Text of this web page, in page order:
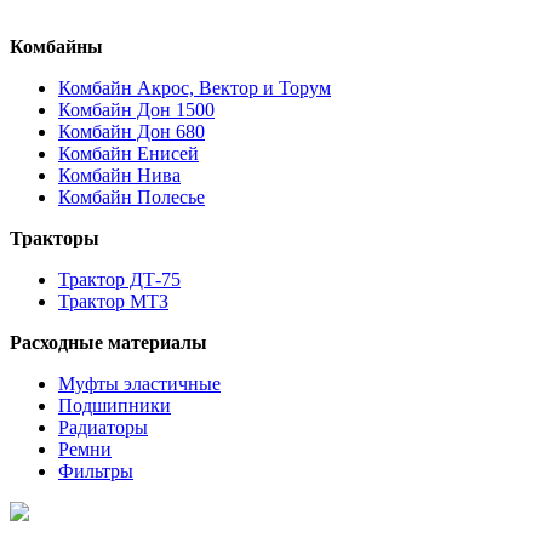
Комбайны
Комбайн Акрос, Вектор и Торум
Комбайн Дон 1500
Комбайн Дон 680
Комбайн Енисей
Комбайн Нива
Комбайн Полесье
Тракторы
Трактор ДТ-75
Трактор МТЗ
Расходные материалы
Муфты эластичные
Подшипники
Радиаторы
Ремни
Фильтры